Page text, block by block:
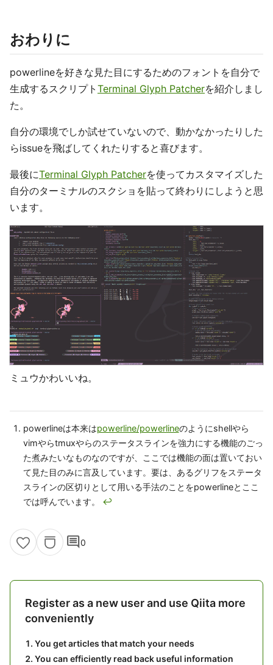
おわりに
powerlineを好きな見た目にするためのフォントを自分で
生成するスクリプト Terminal Glyph Patcherを紹介しまし
た。
自分の環境でしか試せていないので、動かなかったりした
らissueを飛ばしてくれたりすると喜びます。
最後にTerminal Glyph Patcherを使ってカスタマイズした
自分のターミナルのスクショを貼って終わりにしようと思
います。
ミュウかわいいね。
powerlineは本来はpowerline/powerlineのようにshellやら
vimやらtmuxやらのステータスラインを強力にする機能のごっ
た煮みたいなものなのですが、ここでは機能の面は置いておい
て見た目のみに言及しています。要は、あるグリフをステータ
スラインの区切りとして用いる手法のことをpowerlineとここ
では呼んでいます。 ↩
comment0
Register as a new user and use Qiita more
conveniently
You get articles that match your needs
You can efficiently read back useful information